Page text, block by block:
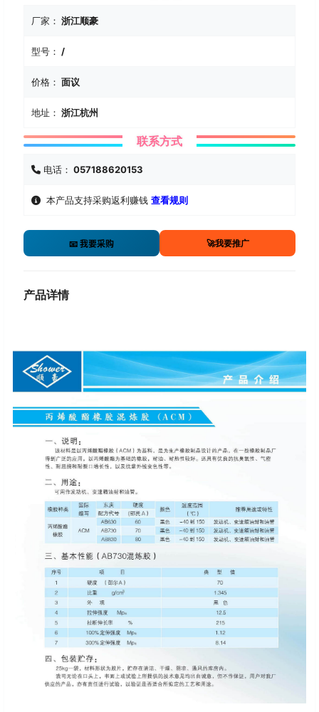
厂家： 浙江顺豪
型号： /
价格： 面议
地址： 浙江杭州
联系方式
电话： 057188620153
本产品支持采购返利赚钱 查看规则
📧 我要采购 🚀我要推广
产品详情